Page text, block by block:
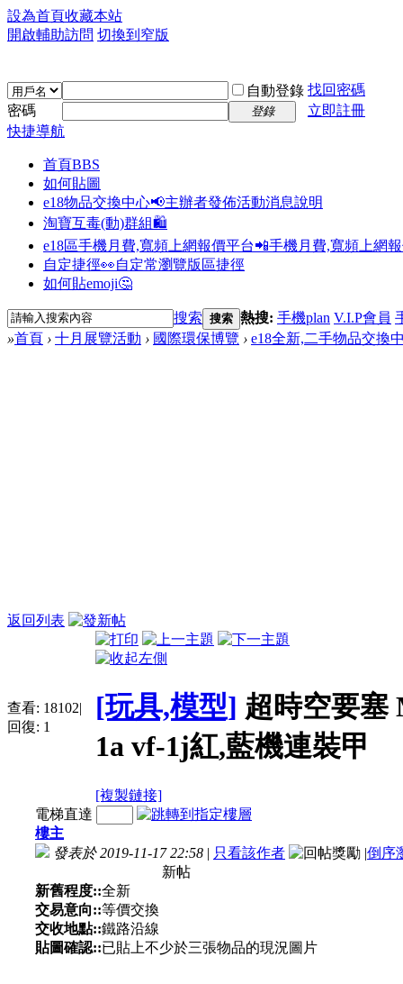
設為首頁收藏本站
開啟輔助訪問 切換到窄版
自動登錄 找回密碼
密碼
登錄
立即註冊
快捷導航
首頁BBS
如何貼圖
e18物品交換中心📢主辦者發佈活動消息說明
淘寶互毒(動)群組🛍️
e18區手機月費,寬頻上網報價平台📲手機月費,寬頻上網
自定捷徑👀自定常瀏覽版區捷徑
如何貼emoji🤔
搜索 搜索 熱搜: 手機plan V.I.P會員
»首頁 › 十月展覽活動 › 國際環保博覽 › e18全新,二手物品交換
返回列表
查看: 18102|
回復: 1
[玩具,模型] 超時空要塞
1a vf-1j紅,藍機連裝甲
[複製鏈接]
電梯直達
樓主
發表於 2019-11-17 22:58 | 只看該作者 |倒序
新帖
新舊程度::全新
交易意向::等價交換
交收地點::鐵路沿線
貼圖確認::已貼上不少於三張物品的現況圖片